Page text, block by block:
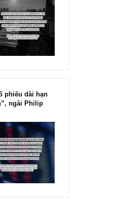
độ của đám
ro, Ngài Howard
cổ phiếu dài hạn
ngài Philip